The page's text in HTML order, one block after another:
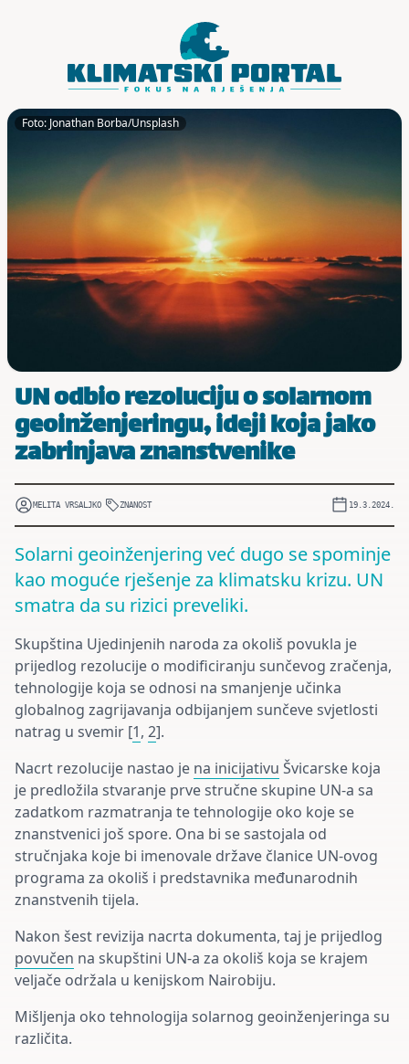
Foto: Jonathan Borba/Unsplash
UN odbio rezoluciju o solarnom
geoinženjeringu, ideji koja jako
zabrinjava znanstvenike
MELITA VRSALJKO ZNANOST 19.3.2024.
Solarni geoinženjering već dugo se spominje
kao moguće rješenje za klimatsku krizu. UN
smatra da su rizici preveliki.
Skupština Ujedinjenih naroda za okoliš povukla je
prijedlog rezolucije o modificiranju sunčevog zračenja,
tehnologije koja se odnosi na smanjenje učinka
globalnog zagrijavanja odbijanjem sunčeve svjetlosti
natrag u svemir [1, 2].
Nacrt rezolucije nastao je na inicijativu Švicarske koja
je predložila stvaranje prve stručne skupine UN-a sa
zadatkom razmatranja te tehnologije oko koje se
znanstvenici još spore. Ona bi se sastojala od
stručnjaka koje bi imenovale države članice UN-ovog
programa za okoliš i predstavnika međunarodnih
znanstvenih tijela.
Nakon šest revizija nacrta dokumenta, taj je prijedlog
povučen na skupštini UN-a za okoliš koja se krajem
veljače održala u kenijskom Nairobiju.
Mišljenja oko tehnologija solarnog geoinženjeringa su
različita.